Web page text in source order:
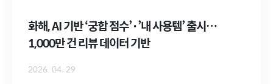
화해, AI 기반 ‘궁합 점수’·’내 사용템’ 출시…
1,000만 건 리뷰 데이터 기반
2026. 04. 29